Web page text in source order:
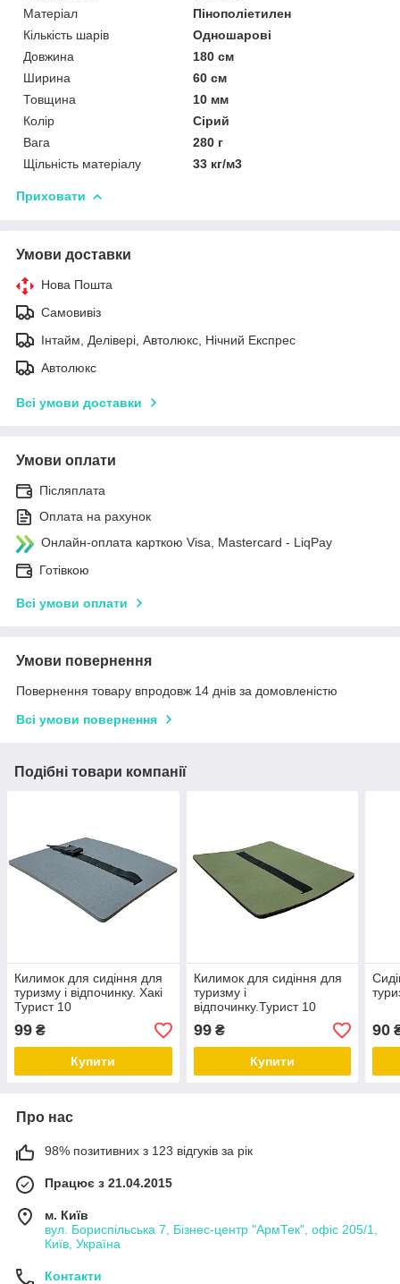
Матеріал
Пінополіетилен
Кількість шарів
Одношарові
Довжина
180 см
Ширина
60 см
Товщина
10 мм
Колір
Сірий
Вага
280 г
Щільність матеріалу
33 кг/м3
Приховати
Умови доставки
Нова Пошта
Самовивіз
Інтайм, Делівері, Автолюкс, Нічний Експрес
Автолюкс
Всі умови доставки
Умови оплати
Післяплата
Оплата на рахунок
Онлайн-оплата карткою Visa, Mastercard - LiqPay
Готівкою
Всі умови оплати
Умови повернення
Повернення товару впродовж 14 днів за домовленістю
Всі умови повернення
Подібні товари компанії
Килимок для сидіння для
туризму і відпочинку. Хакі
Турист 10
99 ₴
Купити
Килимок для сидіння для
туризму і
відпочинку.Турист 10
99₴
Купити
90
Про нас
98% позитивних з 123 відгуків за рік
Працює з 21.04.2015
м. Київ
вул. Бориспільська 7, Бізнес-центр "АрмТек", офіс 205/1,
Київ, Україна
Контакти